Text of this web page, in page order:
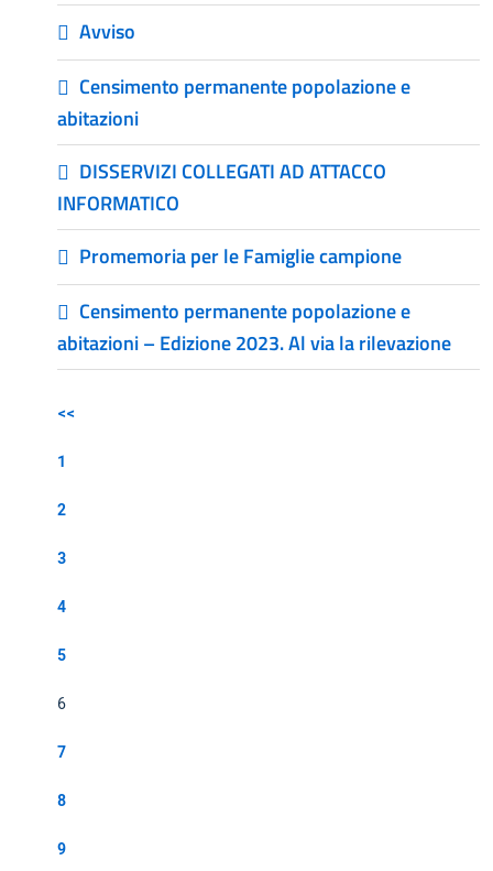
Avviso
Censimento permanente popolazione e
abitazioni
DISSERVIZI COLLEGATI AD ATTACCO
INFORMATICO
Promemoria per le Famiglie campione
Censimento permanente popolazione e
abitazioni – Edizione 2023. Al via la rilevazione
<<
1
2
3
4
5
6
7
8
9